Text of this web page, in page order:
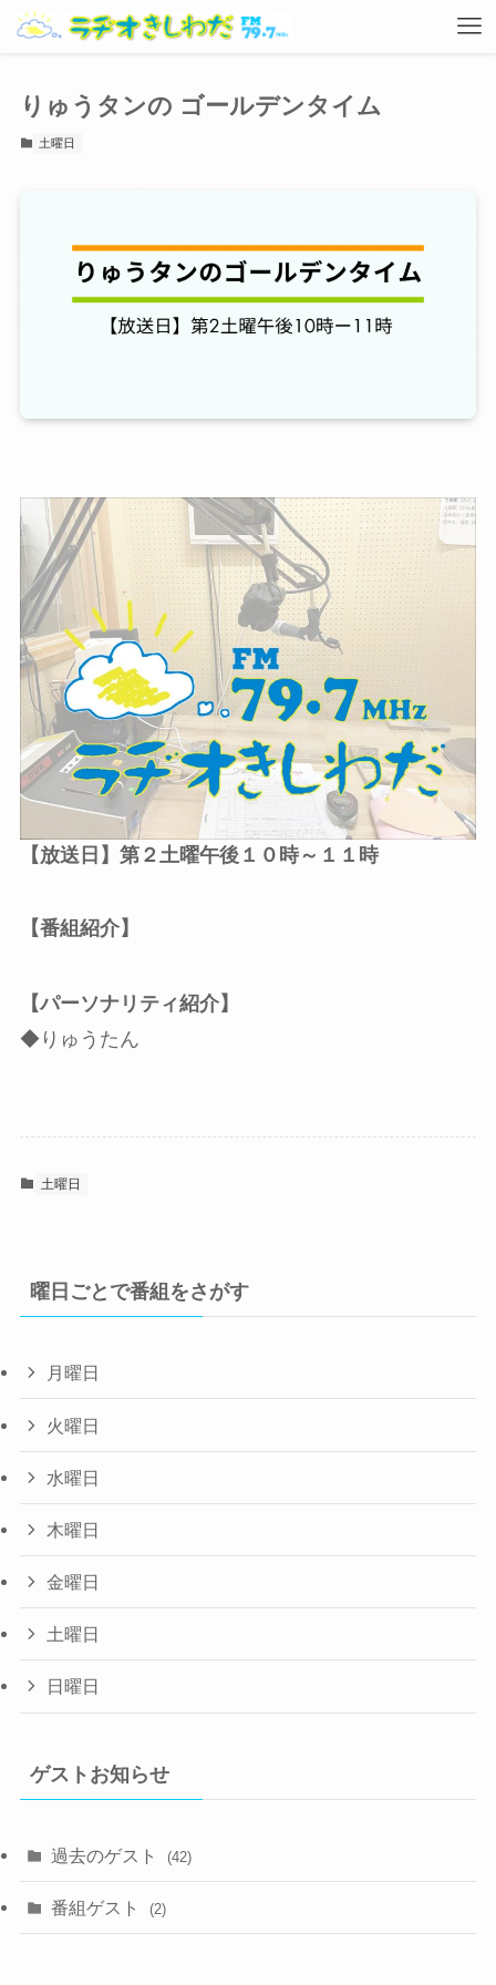
りゅうタンの ゴールデンタイム
土曜日
【放送日】第２土曜午後１０時～１１時
【番組紹介】
【パーソナリティ紹介】
◆りゅうたん
土曜日
曜日ごとで番組をさがす
月曜日
火曜日
水曜日
木曜日
金曜日
土曜日
日曜日
ゲストお知らせ
過去のゲスト (42)
番組ゲスト (2)